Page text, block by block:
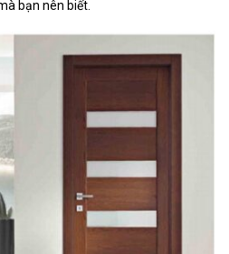
bạn nên biết.